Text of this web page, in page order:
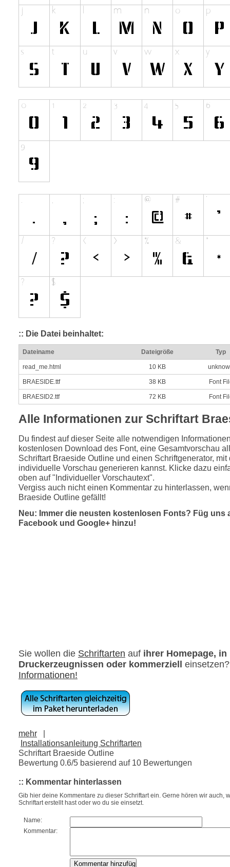
:: Die Datei beinhaltet:
Dateiname Dateigröße Typ
read_me.html 10 KB
BRAESIDE.ttf 38 KB Font
BRAESID2.ttf 72 KB Font
Alle Informationen zur Schriftart
Du findest auf dieser Seite alle notwendigen
kostenlosen Download des Font, eine Gesamtvorschau
Schriftart Braeside Outline und einen Schriftgenerator, mit
individuelle Vorschau generieren kannst. Klicke dazu
oben auf "Individueller Vorschautext".
Vergiss auch nicht einen Kommentar zu hinterlassen,
Braeside Outline gefällt!
Neu: Immer die neusten kostenlosen Fonts? Füg uns
Facebook und Google+ hinzu!
Sie wollen die Schriftarten auf ihrer Homepage, in
Druckerzeugnissen oder kommerziell
Informationen!
mehr
|
Installationsanleitung Schriftarten
Schriftart Braeside Outline
Bewertung 0.6/5 basierend auf 10 Bewertungen
:: Kommentar hinterlassen
Gib hier deine Kommentare zu dieser Schriftart ein. Gerne hören wir auch,
Schriftart erstellt hast oder wo du sie einsetzt.
Name:
Kommentar: